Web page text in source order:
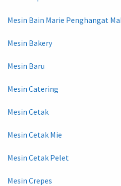
Mesin Bain Marie Penghangat
Mesin Bakery
Mesin Baru
Mesin Catering
Mesin Cetak
Mesin Cetak Mie
Mesin Cetak Pelet
Mesin Crepes